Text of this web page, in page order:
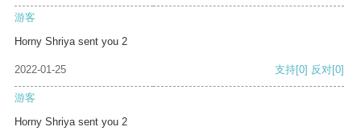
游客
Horny Shriya sent you 2
2022-01-25 支持[0] 反对[0]
游客
Horny Shriya sent you 2